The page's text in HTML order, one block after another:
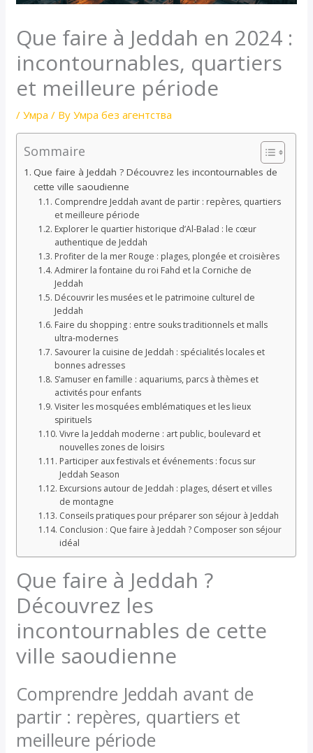
Que faire à Jeddah en 2024 :
incontournables, quartiers
et meilleure période
/Умра / ByУмра без агентства
Sommaire
Que faire à Jeddah ? Découvrez les incontournables de
cette ville saoudienne
Comprendre Jeddah avant de partir : repères, quartiers
et meilleure période
Explorer le quartier historique d’Al-Balad : le cœur
authentique de Jeddah
Profiter de la mer Rouge : plages, plongée et croisières
Admirer la fontaine du roi Fahd et la Corniche de
Jeddah
Découvrir les musées et le patrimoine culturel de
Jeddah
Faire du shopping : entre souks traditionnels et malls
ultra-modernes
Savourer la cuisine de Jeddah : spécialités locales et
bonnes adresses
S’amuser en famille : aquariums, parcs à thèmes et
activités pour enfants
Visiter les mosquées emblématiques et les lieux
spirituels
Vivre la Jeddah moderne : art public, boulevard et
nouvelles zones de loisirs
Participer aux festivals et événements : focus sur
Jeddah Season
Excursions autour de Jeddah : plages, désert et villes
de montagne
Conseils pratiques pour préparer son séjour à Jeddah
Conclusion : Que faire à Jeddah ? Composer son séjour
idéal
Que faire à Jeddah ?
Découvrez les
incontournables de cette
ville saoudienne
Comprendre Jeddah avant de
partir : repères, quartiers et
meilleure période